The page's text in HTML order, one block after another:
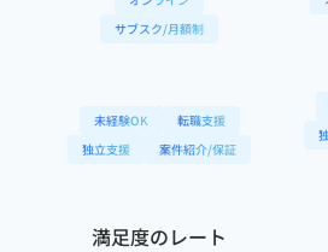
サブスク/月額制
未経験OK
転職支援
独立支援
案件紹介/保証
満足度のレート